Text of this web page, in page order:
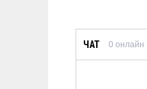
ЧАТ 0 онлайн